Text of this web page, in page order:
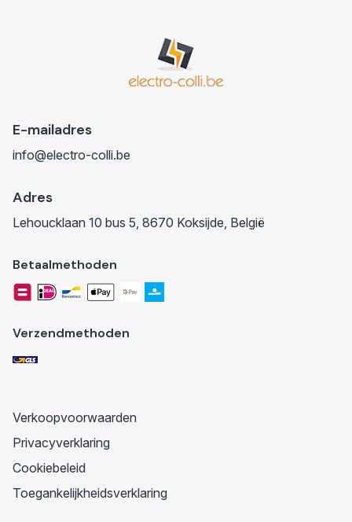
E-mailadres
info@electro-colli.be
Adres
Lehoucklaan 10 bus 5, 8670 Koksijde, België
Betaalmethoden
Verzendmethoden
Verkoopvoorwaarden
Privacyverklaring
Cookiebeleid
Toegankelijkheidsverklaring